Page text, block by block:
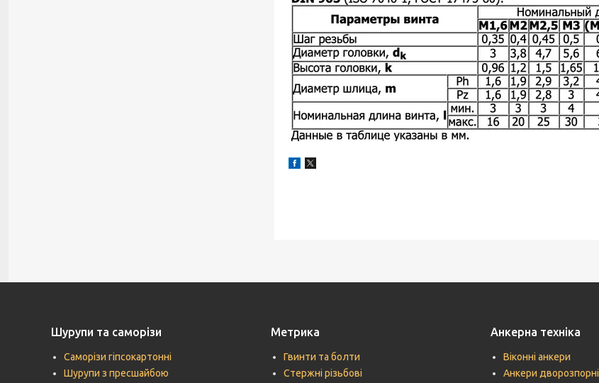
Шурупи та саморізи
Саморізи гіпсокартонні
Шурупи з пресшайбою
Метрика
Гвинти та болти
Стержні різьбові
Анкерна техніка
Віконні анкери
Анкери дворозпорні